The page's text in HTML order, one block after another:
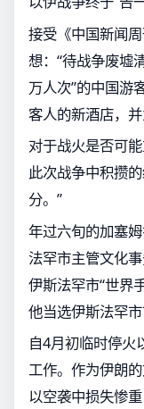
接受《中国新闻
想：“待战争废墟
万人次”的中国游
客人的新酒店，并
对于战火是否可
此次战争中积攒
分。”
年过六旬的加塞
法罕市主管文化
伊斯法罕市“世界
他当选伊斯法罕市
自4月初临时停火
工作。作为伊朗
以空袭中损失惨